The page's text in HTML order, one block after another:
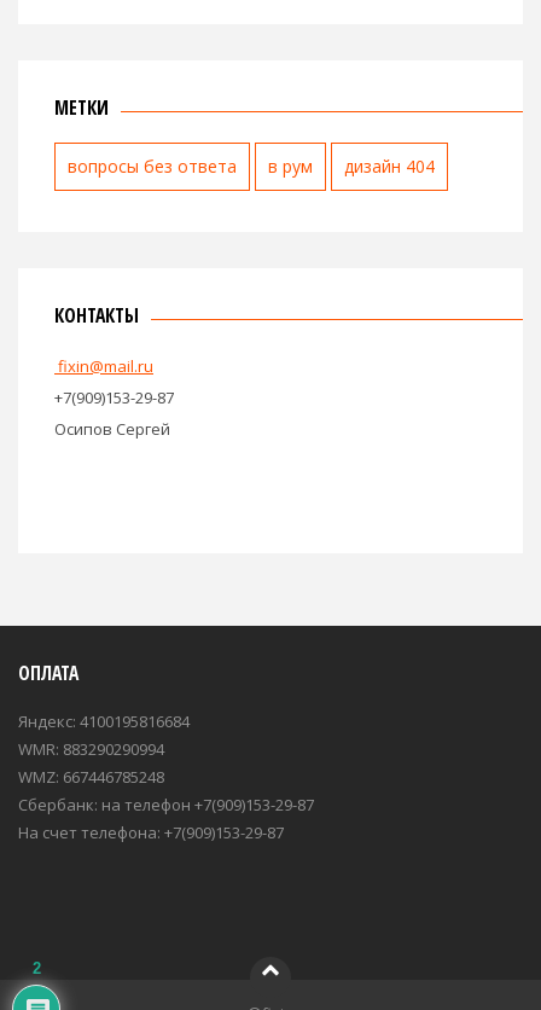
МЕТКИ
вопросы без ответа в рум дизайн 404
КОНТАКТЫ
fixin@mail.ru
+7(909)153-29-87
Осипов Сергей
ОПЛАТА
Яндекс: 4100195816684
WMR: 883290290994
WMZ: 667446785248
Сбербанк: на телефон +7(909)153-29-87
На счет телефона: +7(909)153-29-87
2